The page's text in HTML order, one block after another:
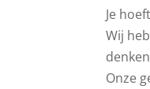
Je
Wij
Onze